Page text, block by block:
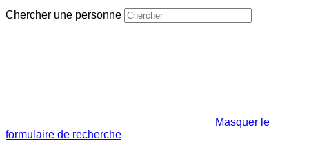
Chercher une personne
Masquer le
formulaire de recherche